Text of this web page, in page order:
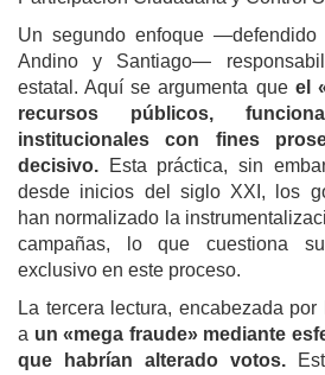
Un segundo enfoque —defendido
Andino y Santiago—
estatal. Aquí se argumenta que el
recursos públicos,
institucionales con fines
decisivo.
Esta práctica, sin
desde inicios del siglo XXI, los
han normalizado la
campañas, lo que cuestiona
exclusivo en este proceso.
La tercera lectura, encabezada
a un «mega fraude» mediante
que habrían alterado votos.